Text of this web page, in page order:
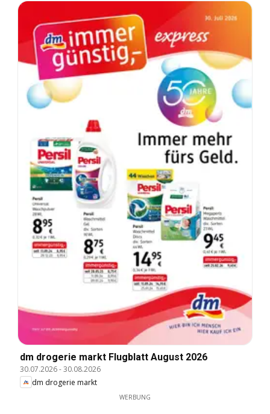
dm drogerie markt Flugblatt August 2026
30.07.2026-30.08.2026
dm drogerie markt
WERBUNG